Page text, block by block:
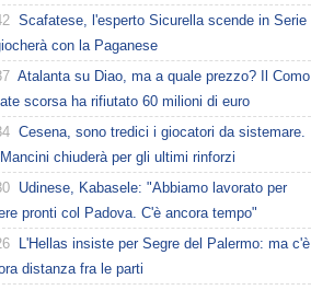
Scafatese, l'esperto Sicurella scende in Serie
con la Paganese
Atalanta su Diao, ma a quale prezzo? Il Como
scorsa ha rifiutato 60 milioni di euro
Cesena, sono tredici i giocatori da sistemare.
chiuderà per gli ultimi rinforzi
Udinese, Kabasele: "Abbiamo lavorato per
pronti col Padova. C'è ancora tempo"
L'Hellas insiste per Segre del Palermo: ma c'è
distanza fra le parti